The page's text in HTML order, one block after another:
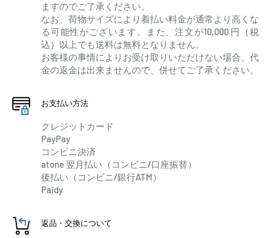
ますのでご了承ください。
なお、荷物サイズにより着払い料金が通常より高くな
る可能性がございます。また、注文が10,000 円（税
込）以上でも送料は無料となりません。
お客様の事情によりお受け取りいただけない場合、代
金の返金は出来ませんので、併せてご了承ください。
お支払い方法
クレジットカード
PayPay
コンビニ決済
atone 翌月払い（コンビニ/口座振替）
後払い（コンビニ/銀行ATM）
Paidy
返品・交換について